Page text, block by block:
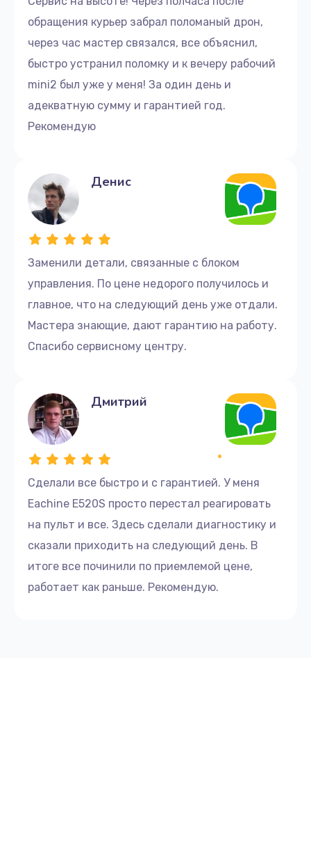
обращения курьер забрал поломаный дрон,
через час мастер связался, все объяснил,
быстро устранил поломку и к вечеру рабочий
mini2 был уже у меня! За один день и
адекватную сумму и гарантией год.
Рекомендую
Заменили детали, связанные с блоком
управления. По цене недорого получилось и
главное, что на следующий день уже отдали.
Мастера знающие, дают гарантию на работу.
Спасибо сервисному центру.
Денис
Сделали все быстро и с гарантией. У меня
Eachine E520S просто перестал реагировать
на пульт и все. Здесь сделали диагностику и
сказали приходить на следующий день. В
итоге все починили по приемлемой цене,
работает как раньше. Рекомендую.
Дмитрий